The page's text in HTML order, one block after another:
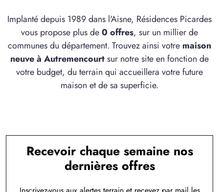
Implanté depuis 1989 dans l'Aisne, Résidences Picardes
vous propose plus de0 offres, sur un millier de
communes du département. Trouvez ainsi votre maison
neuve à Autremencourtsur notre site en fonction de
votre budget, du terrain qui accueillera votre future
maison et de sa superficie.
Recevoir chaque semaine nos
dernières offres